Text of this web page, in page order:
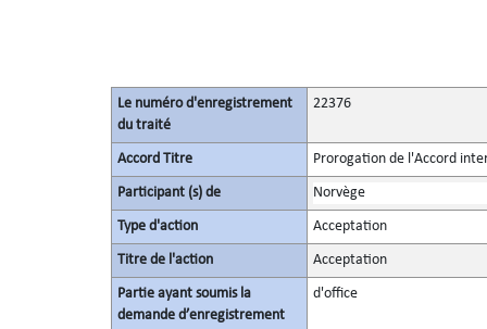
Le numéro d'enregistrement
du traité
22376
Accord Titre Prorogation de l'Accord
Participant (s) de Norvège
Type d'action Acceptation
Titre de l'action Acceptation
Partie ayant soumis la
demande d’enregistrement
d'office